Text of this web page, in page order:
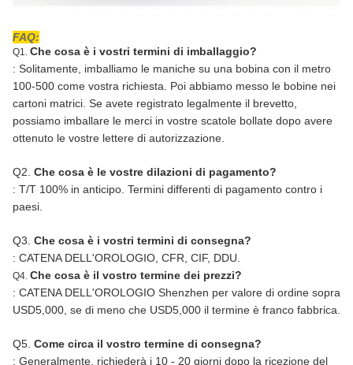
FAQ:
Q1. Che cosa è i vostri termini di imballaggio?
: Solitamente, imballiamo le maniche su una bobina con il metro
100-500 come vostra richiesta. Poi abbiamo messo le bobine nei
cartoni matrici. Se avete registrato legalmente il brevetto,
possiamo imballare le merci in vostre scatole bollate dopo avere
ottenuto le vostre lettere di autorizzazione.
Q2. Che cosa è le vostre dilazioni di pagamento?
: T/T 100% in anticipo. Termini differenti di pagamento contro i
paesi.
Q3. Che cosa è i vostri termini di consegna?
: CATENA DELL'OROLOGIO, CFR, CIF, DDU.
Q4. Che cosa è il vostro termine dei prezzi?
: CATENA DELL'OROLOGIO Shenzhen per valore di ordine sopra
USD5,000, se di meno che USD5,000 il termine è franco fabbrica.
Q5. Come circa il vostro termine di consegna?
: Generalmente, richiederà i 10 - 20 giorni dopo la ricezione del